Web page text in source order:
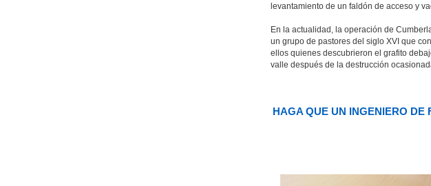
levantamiento de un faldón de acceso y
En la actualidad, la operación de
un grupo de pastores del siglo XVI que
ellos quienes descubrieron el grafito
valle después de la destrucción
HAGA QUE UN INGENIERO